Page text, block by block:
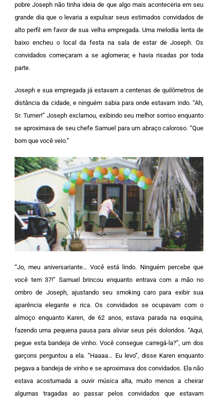
pobre Joseph não tinha ideia de que algo mais aconteceria em seu
grande dia que o levaria a expulsar seus estimados convidados de
alto perfil em favor de sua velha empregada. Uma melodia lenta de
baixo encheu o local da festa na sala de estar de Joseph. Os
convidados começaram a se aglomerar, e havia risadas por toda
parte.
Joseph e sua empregada já estavam a centenas de quilômetros de
distância da cidade, e ninguém sabia para onde estavam indo. “Ah,
Sr. Turner!” Joseph exclamou, exibindo seu melhor sorriso enquanto
se aproximava de seu chefe Samuel para um abraço caloroso. “Que
bom que você veio.”
“Jo, meu aniversariante… Você está lindo. Ninguém percebe que
você tem 37!” Samuel brincou enquanto entrava com a mão no
ombro de Joseph, ajustando seu smoking caro para exibir sua
aparência elegante e rica. Os convidados se ocupavam com o
almoço enquanto Karen, de 62 anos, estava parada na esquina,
fazendo uma pequena pausa para aliviar seus pés doloridos. “Aqui,
pegue esta bandeja de vinho. Você consegue carregá-la?”, um dos
garçons perguntou a ela. “Haaaa… Eu levo”, disse Karen enquanto
pegava a bandeja de vinho e se aproximava dos convidados. Ela não
estava acostumada a ouvir música alta, muito menos a cheirar
algumas tragadas ao passar pelos convidados que estavam